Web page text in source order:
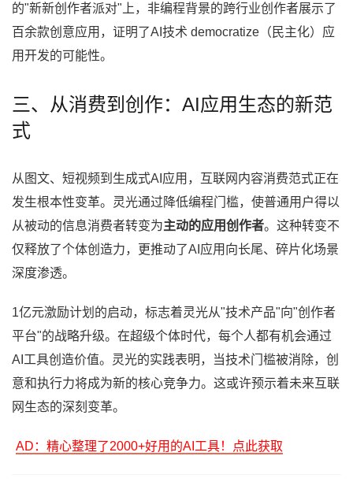
的"新新创作者派对"上，非编程背景的跨行业创作者展示了
百余款创意应用，证明了AI技术 democratize（民主化）应
用开发的可能性。
三、从消费到创作：AI应用生态的新范
式
从图文、短视频到生成式AI应用，互联网内容消费范式正在
发生根本性变革。灵光通过降低编程门槛，使普通用户得以
从被动的信息消费者转变为主动的应用创作者。这种转变不
仅释放了个体创造力，更推动了AI应用向长尾、碎片化场景
深度渗透。
1亿元激励计划的启动，标志着灵光从"技术产品"向"创作者
平台"的战略升级。在超级个体时代，每个人都有机会通过
AI工具创造价值。灵光的实践表明，当技术门槛被消除，创
意和执行力将成为新的核心竞争力。这或许预示着未来互联
网生态的深刻变革。
AD：精心整理了2000+好用的AI工具！点此获取